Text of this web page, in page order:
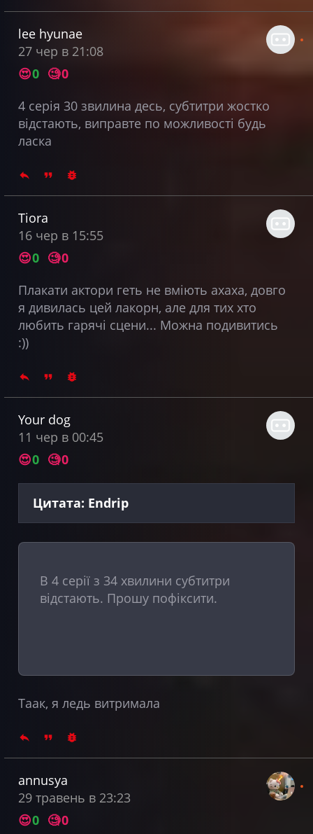
lee hyunae
27 чер в 21:08
😍0 🧐0
4 серія 30 звилина десь, субтитри жостко
відстають, виправте по можливості будь
ласка
Tiora
16 чер в 15:55
😍0 🧐0
Плакати актори геть не вміють ахаха, довго
я дивилась цей лакорн, але для тих хто
любить гарячі сцени... Можна подивитись
:))
Your dog
11 чер в 00:45
😍0 🧐0
Цитата: Endrip
В 4 серії з 34 хвилини субтитри
відстають. Прошу пофіксити.
Таак, я ледь витримала
annusya
29 травень в 23:23
😍0 🧐0